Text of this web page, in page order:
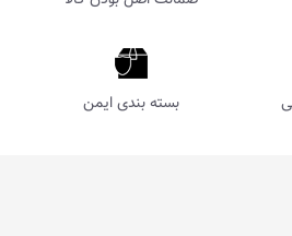
بسته بندی ایمن